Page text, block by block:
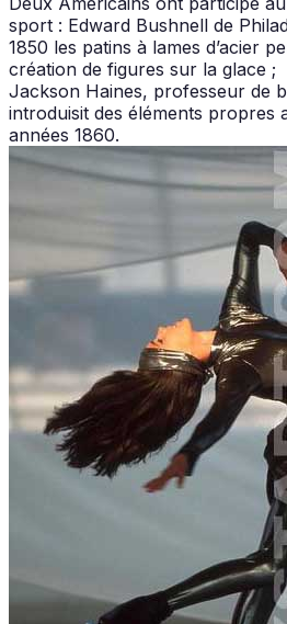
sport : Edward Bushnell de
1850 les patins à lames d’acier
création de figures sur la glace ;
Jackson Haines, professeur de
introduisit des éléments propres
années 1860.